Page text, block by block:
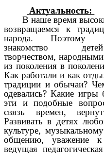
Актуальность:
В наше время
возвращаемся к
народа. Поэтому
знакомство
творчеством,
из поколения в
Как работали и как
традиции и обычаи?
одевались? Какие
эти и подобные
связь времен,
Развивать в детях
культуре,
общению, уважение
ведущая